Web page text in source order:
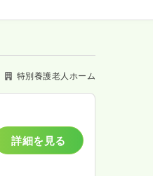
特別養護老人ホーム
詳細を見る